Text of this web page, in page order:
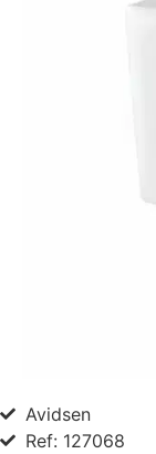
Avidsen
Ref: 127068